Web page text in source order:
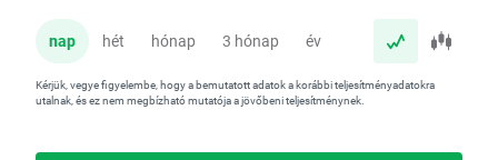
nap hét hónap 3 hónap év
Kérjük, vegye figyelembe, hogy a bemutatott adatok a korábbi teljesítményadatokra
utalnak, és ez nem megbízható mutatója a jövőbeni teljesítménynek.